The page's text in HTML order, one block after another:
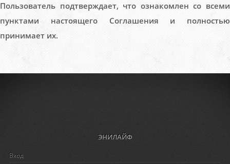
Пользователь подтверждает, что ознакомлен со всеми
пунктами настоящего Соглашения и полностью
принимает их.
ЭНИЛАЙФ
Вход